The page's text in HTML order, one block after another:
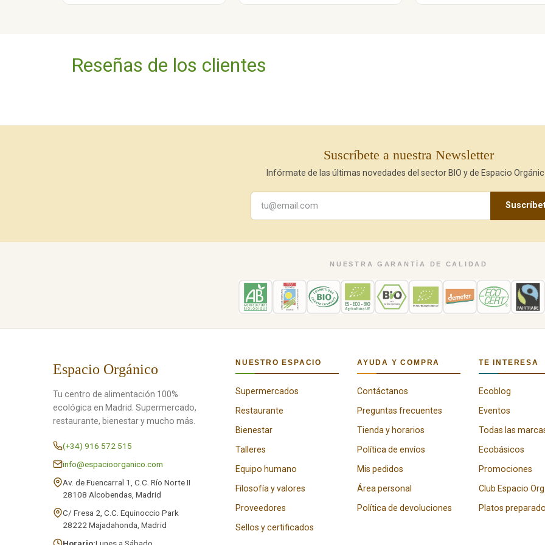
Reseñas de los clientes
Suscríbete a nuestra Newsletter
Infórmate de las últimas novedades del sector BIO y de Espacio
NUESTRA GARANTÍA DE CALIDAD
Espacio Orgánico
Tu centro de alimentación 100%
ecológica en Madrid. Supermercado,
restaurante, bienestar y mucho más.
(+34) 916 572 515
info@espacioorganico.com
Av. de Fuencarral 1, C.C. Río Norte II
28108 Alcobendas, Madrid
C/ Fresa 2, C.C. Equinoccio Park
28222 Majadahonda, Madrid
NUESTRO ESPACIO
Supermercados
Restaurante
Bienestar
Talleres
Equipo humano
Filosofía y valores
Proveedores
Sellos y certificados
AYUDA Y COMPRA
Contáctanos
Preguntas frecuentes
Tienda y horarios
Política de envíos
Mis pedidos
Área personal
Política de devoluciones
TE INTERESA
Ecoblog
Eventos
Todas las
Ecobásicos
Promociones
Club Espacio
Platos